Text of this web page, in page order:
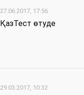
27.06.2017, 17:56
ҚазТест өтуде
29.03.2017, 10:32